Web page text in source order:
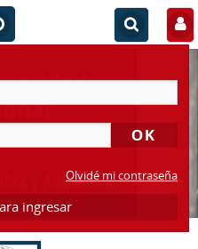
Olvidé mi contraseña
ingresar